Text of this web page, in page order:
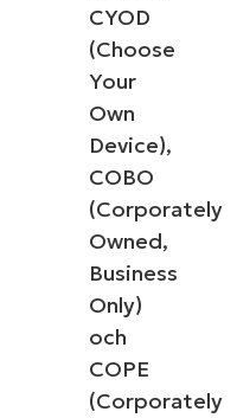
CYOD
(Choose
Your
Own
Device),
COBO
(Corporately
Owned,
Business
Only)
och
COPE
(Corporately